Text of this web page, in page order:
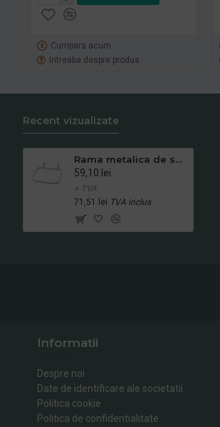
Cumpara acum
Intreaba despre produs
Recent vizualizate
Rama metalica de sustinere pentru pubela de 120L MEVATEC - compatibila doar cu pubele Mevatec
59,10 lei
+ TVA
71,51 lei TVA inclus
Informatii
Despre noi
Date de identificare ale societatii
Politica cookie
Politica de confidentialitate